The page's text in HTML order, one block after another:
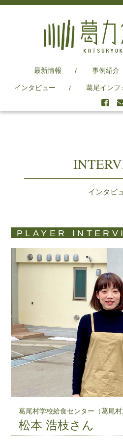
最新情報 事例紹介
インタビュー 葛尾インフ
インタビ
PLAYER
葛尾村学校給食センター（葛尾村
松本 浩枝さん